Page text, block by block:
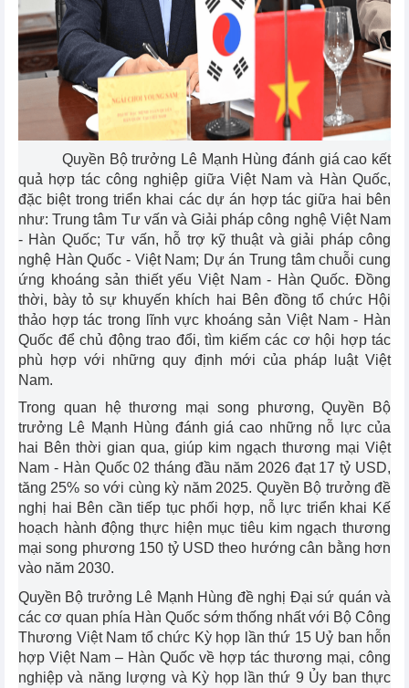
Quyền Bộ trưởng Lê Mạnh Hùng đánh giá cao kết
quả hợp tác công nghiệp giữa Việt Nam và Hàn Quốc,
đặc biệt trong triển khai các dự án hợp tác giữa hai bên
như: Trung tâm Tư vấn và Giải pháp công nghệ Việt Nam
- Hàn Quốc; Tư vấn, hỗ trợ kỹ thuật và giải pháp công
nghệ Hàn Quốc - Việt Nam; Dự án Trung tâm chuỗi cung
ứng khoáng sản thiết yếu Việt Nam - Hàn Quốc. Đồng
thời, bày tỏ sự khuyến khích hai Bên đồng tổ chức Hội
thảo hợp tác trong lĩnh vực khoáng sản Việt Nam - Hàn
Quốc để chủ động trao đổi, tìm kiếm các cơ hội hợp tác
phù hợp với những quy định mới của pháp luật Việt
Nam.
Trong quan hệ thương mại song phương, Quyền Bộ
trưởng Lê Mạnh Hùng đánh giá cao những nỗ lực của
hai Bên thời gian qua, giúp kim ngạch thương mại Việt
Nam - Hàn Quốc 02 tháng đầu năm 2026 đạt 17 tỷ USD,
tăng 25% so với cùng kỳ năm 2025. Quyền Bộ trưởng đề
nghị hai Bên cần tiếp tục phối hợp, nỗ lực triển khai Kế
hoạch hành động thực hiện mục tiêu kim ngạch thương
mại song phương 150 tỷ USD theo hướng cân bằng hơn
vào năm 2030.
Quyền Bộ trưởng Lê Mạnh Hùng đề nghị Đại sứ quán và
các cơ quan phía Hàn Quốc sớm thống nhất với Bộ Công
Thương Việt Nam tổ chức Kỳ họp lần thứ 15 Uỷ ban hỗn
hợp Việt Nam – Hàn Quốc về hợp tác thương mại, công
nghiệp và năng lượng và Kỳ họp lần thứ 9 Ủy ban thực